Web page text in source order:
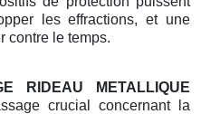
les effractions, et une
contre le temps.
RIDEAU METALLIQUE
crucial concernant la